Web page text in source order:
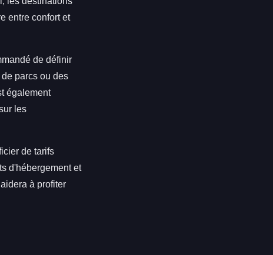
entre confort et
de définir
parcs ou des
également
les
de tarifs
d'hébergement et
à profiter